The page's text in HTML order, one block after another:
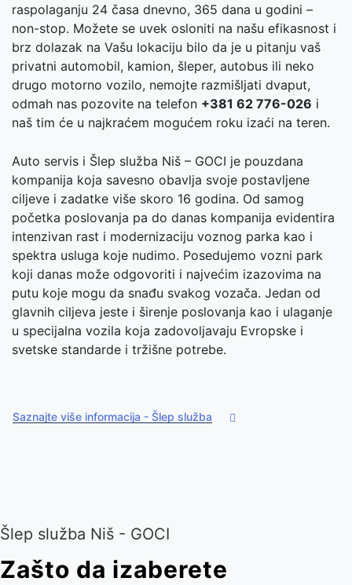
raspolaganju 24 časa dnevno, 365 dana u godini –
non-stop. Možete se uvek osloniti na našu efikasnost i
brz dolazak na Vašu lokaciju bilo da je u pitanju vaš
privatni automobil, kamion, šleper, autobus ili neko
drugo motorno vozilo, nemojte razmišljati dvaput,
odmah nas pozovite na telefon +381 62 776-026 i
naš tim će u najkraćem mogućem roku izaći na teren.
Auto servis i Šlep služba Niš – GOCI je pouzdana
kompanija koja savesno obavlja svoje postavljene
ciljeve i zadatke više skoro 16 godina. Od samog
početka poslovanja pa do danas kompanija evidentira
intenzivan rast i modernizaciju voznog parka kao i
spektra usluga koje nudimo. Posedujemo vozni park
koji danas može odgovoriti i najvećim izazovima na
putu koje mogu da snađu svakog vozača. Jedan od
glavnih ciljeva jeste i širenje poslovanja kao i ulaganje
u specijalna vozila koja zadovoljavaju Evropske i
svetske standarde i tržišne potrebe.
Saznajte više informacija - Šlep služba
Šlep služba Niš - GOCI
Zašto da izaberete